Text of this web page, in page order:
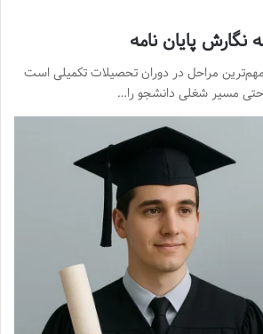
نگارش پایان نامه
مهم‌ترین مراحل در دوران تحصیلات تکمیلی است
مسیر شغلی دانشجو را…